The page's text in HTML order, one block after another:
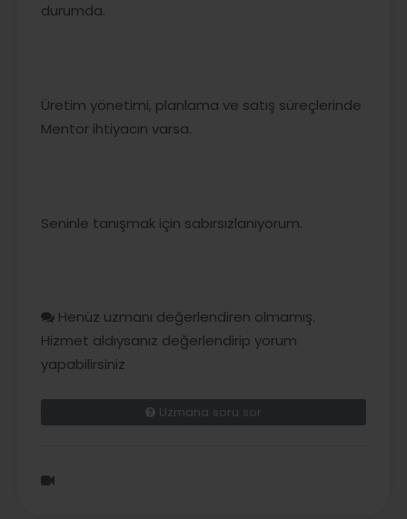
durumda.
Üretim yönetimi, planlama ve satış süreçlerinde
Mentor ihtiyacın varsa.
Seninle tanışmak için sabırsızlanıyorum.
Henüz uzmanı değerlendiren olmamış.
Hizmet aldıysanız değerlendirip yorum
yapabilirsiniz
Uzmana soru sor